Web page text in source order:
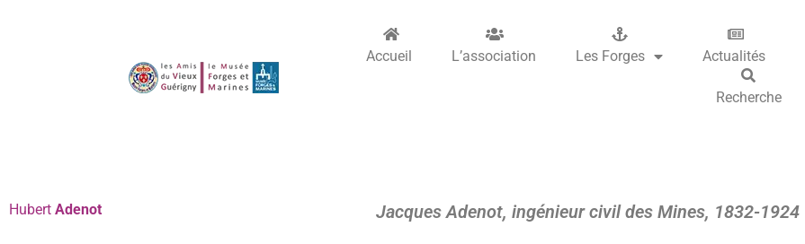
Accueil L’association Les Forges Actualités
Recherche
Hubert Adenot Jacques Adenot, ingénieur civil des Mines, 1832-1924